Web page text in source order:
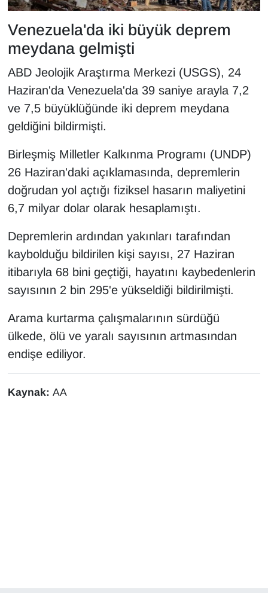
Venezuela'da iki büyük deprem
meydana gelmişti
ABD Jeolojik Araştırma Merkezi (USGS), 24
Haziran'da Venezuela'da 39 saniye arayla 7,2
ve 7,5 büyüklüğünde iki deprem meydana
geldiğini bildirmişti.
Birleşmiş Milletler Kalkınma Programı (UNDP)
26 Haziran'daki açıklamasında, depremlerin
doğrudan yol açtığı fiziksel hasarın maliyetini
6,7 milyar dolar olarak hesaplamıştı.
Depremlerin ardından yakınları tarafından
kaybolduğu bildirilen kişi sayısı, 27 Haziran
itibarıyla 68 bini geçtiği, hayatını kaybedenlerin
sayısının 2 bin 295'e yükseldiği bildirilmişti.
Arama kurtarma çalışmalarının sürdüğü
ülkede, ölü ve yaralı sayısının artmasından
endişe ediliyor.
Kaynak: AA